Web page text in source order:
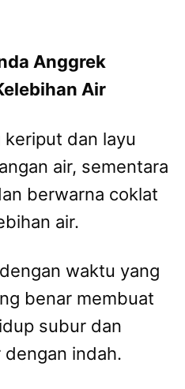
Anggrek
Air
keriput dan layu
air, sementara
berwarna coklat
air.
waktu yang
benar membuat
subur dan
indah.